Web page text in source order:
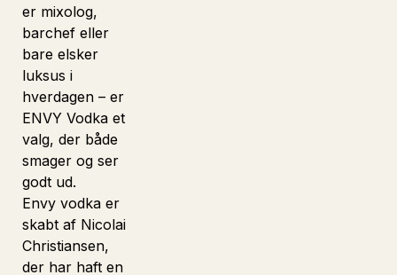
er mixolog,
barchef eller
bare elsker
luksus i
hverdagen – er
ENVY Vodka et
valg, der både
smager og ser
godt ud.
Envy vodka er
skabt af Nicolai
Christiansen,
der har haft en